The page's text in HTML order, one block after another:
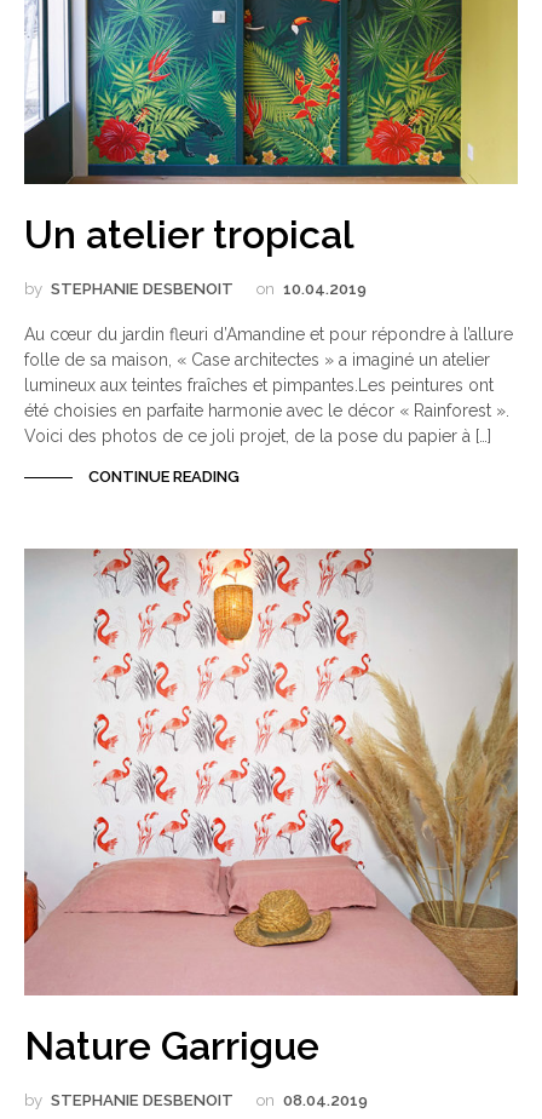
Un atelier tropical
by STEPHANIE DESBENOIT on 10.04.2019
Au cœur du jardin fleuri d’Amandine et pour répondre à l’allure
folle de sa maison, « Case architectes » a imaginé un atelier
lumineux aux teintes fraîches et pimpantes.Les peintures ont
été choisies en parfaite harmonie avec le décor « Rainforest ».
Voici des photos de ce joli projet, de la pose du papier à […]
CONTINUE READING
Nature Garrigue
by STEPHANIE DESBENOIT on 08.04.2019